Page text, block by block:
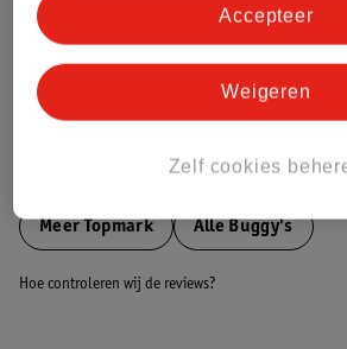
Bestel & Bezorginformatie
MeerTopmark Alle Buggy's
Hoe controleren wij de reviews?
Zelf cookies
Weigeren
Accepteer